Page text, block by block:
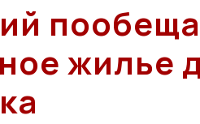
жилье